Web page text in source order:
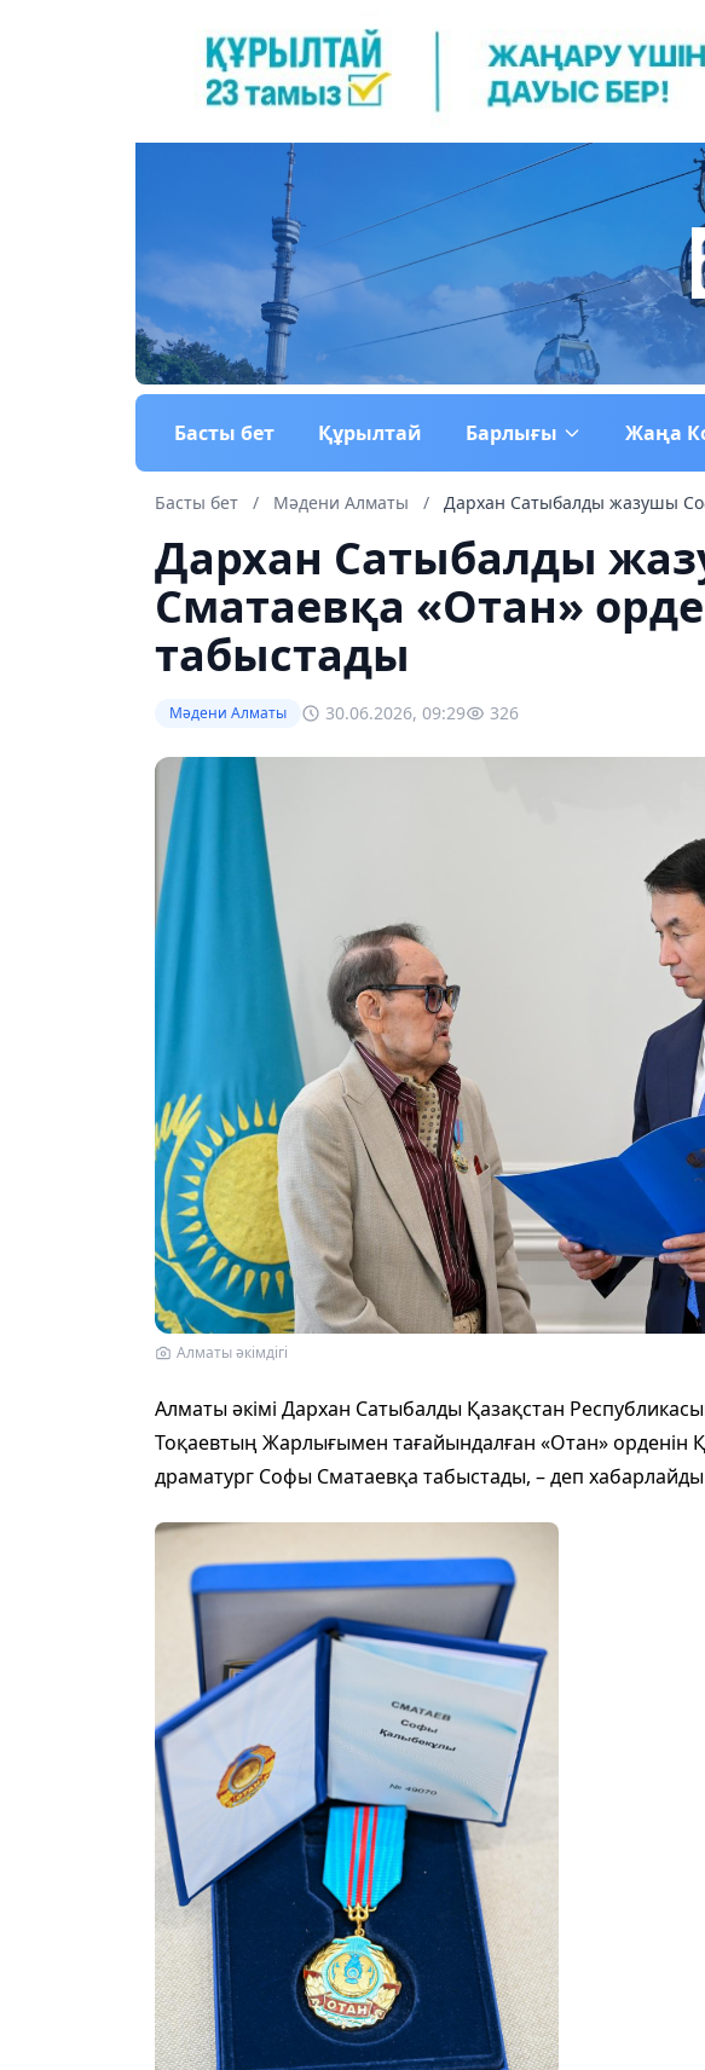
Басты бет Құрылтай Барлығы Жаңа
Басты бет / Мәдени Алматы / Дархан Сатыбалды жазушы
Дархан Сатыбалды
Сматаевқа «Отан»
табыстады
Мәдени Алматы 30.06.2026, 09:29 326
Алматы әкімдігі
Алматы әкімі Дархан Сатыбалды Қазақстан
Тоқаевтың Жарлығымен тағайындалған «Отан» орденін
драматург Софы Сматаевқа табыстады, – деп хабарлайды